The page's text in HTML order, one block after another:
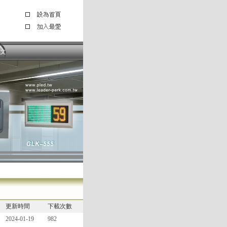
更新時間
下載次數
2024-01-19
982